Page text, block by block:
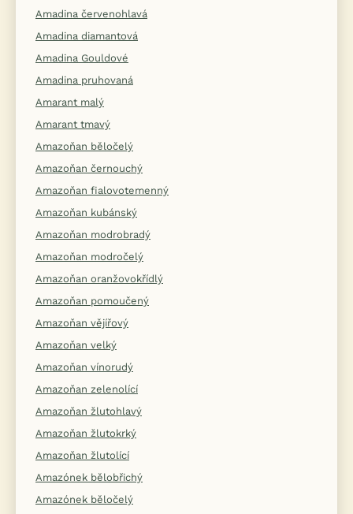
Amadina červenohlavá
Amadina diamantová
Amadina Gouldové
Amadina pruhovaná
Amarant malý
Amarant tmavý
Amazoňan běločelý
Amazoňan černouchý
Amazoňan fialovotemenný
Amazoňan kubánský
Amazoňan modrobradý
Amazoňan modročelý
Amazoňan oranžovokřídlý
Amazoňan pomoučený
Amazoňan vějířový
Amazoňan velký
Amazoňan vínorudý
Amazoňan zelenolící
Amazoňan žlutohlavý
Amazoňan žlutokrký
Amazoňan žlutolící
Amazónek bělobřichý
Amazónek běločelý